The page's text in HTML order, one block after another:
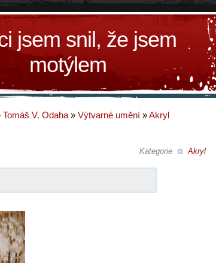
jsem snil, že jsem
motýlem
Tomáš V. Odaha » Výtvarné umění »Akryl
Kategorie Akryl